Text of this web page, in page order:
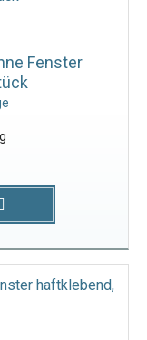
Fenster